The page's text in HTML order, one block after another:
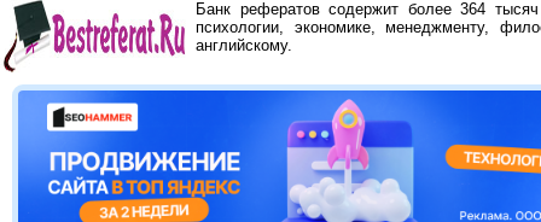
Банк рефератов содержит более 364
психологии, экономике, менеджменту,
английскому.